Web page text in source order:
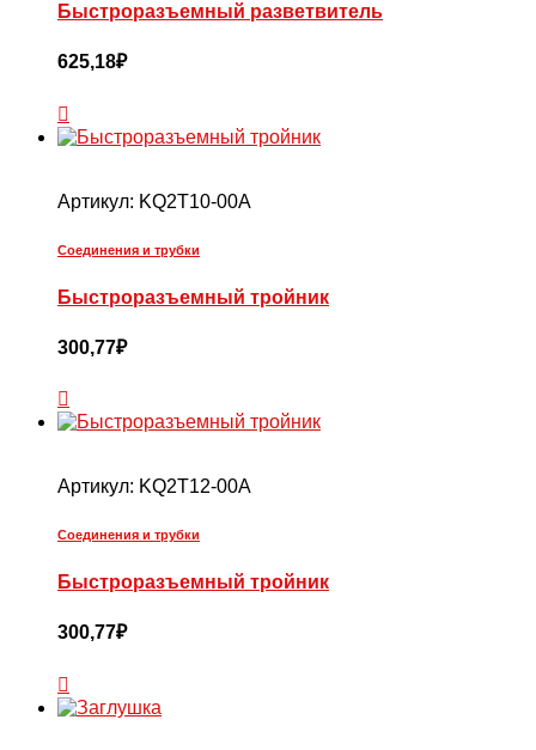
Быстроразъемный разветвитель
625,18₽
Артикул: KQ2T10-00A
Соединения и трубки
Быстроразъемный тройник
300,77₽
Артикул: KQ2T12-00A
Соединения и трубки
Быстроразъемный тройник
300,77₽